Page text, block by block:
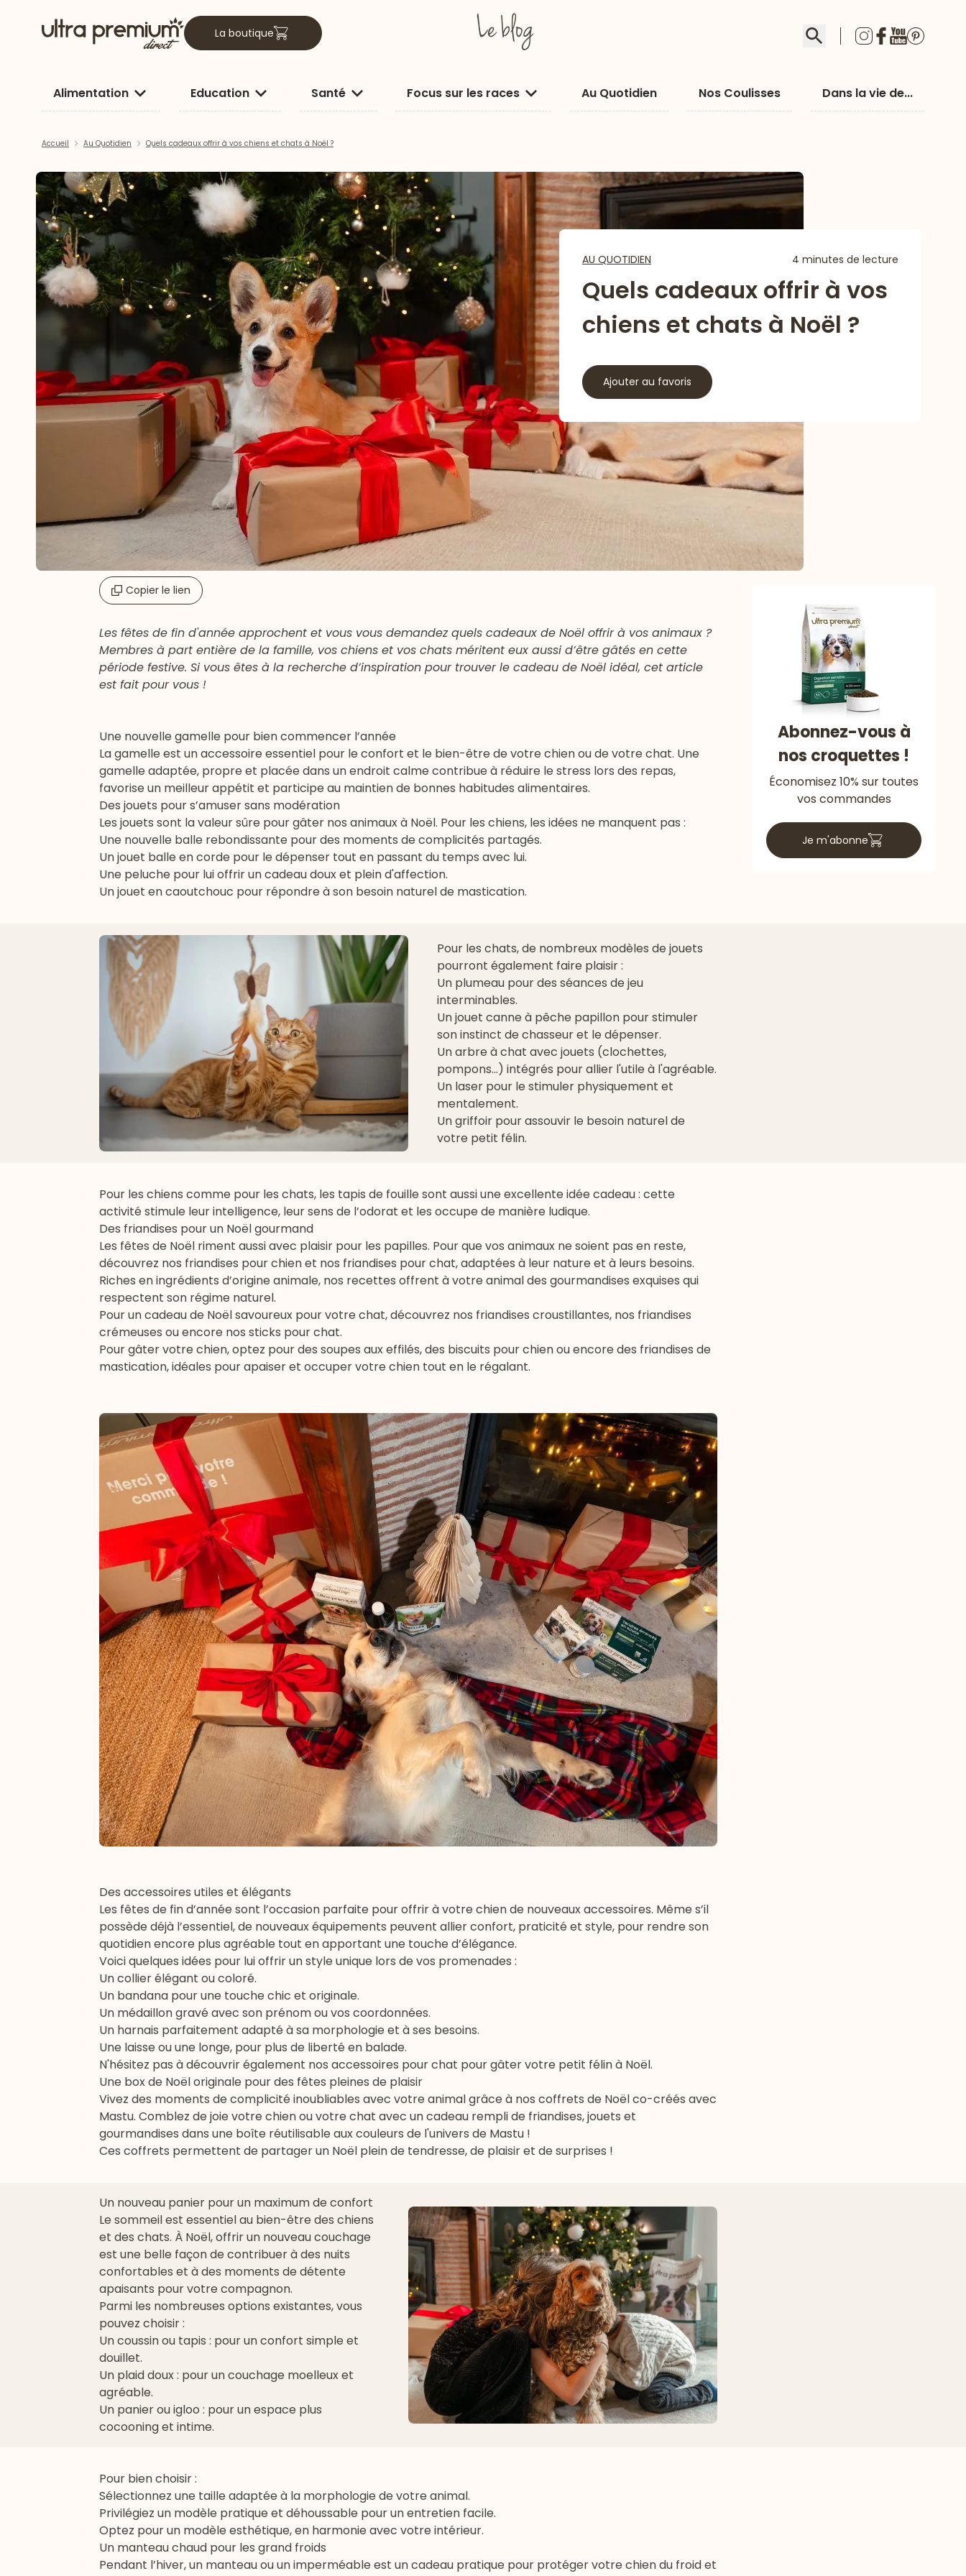
La boutique Rechercher
Alimentation Education Santé Focus sur les races Au Quotidien Nos Coulisses Dans la vie de...
Accueil Au Quotidien Quels cadeaux offrir à vos chiens et chats à Noël ?
AU QUOTIDIEN 4 minutes de lecture
Quels cadeaux offrir à vos
chiens et chats à Noël ?
Ajouter au favoris
Copier le lien
Les fêtes de fin d'année approchent et vous vous demandez quels cadeaux de Noël offrir à vos animaux ?
Membres à part entière de la famille, vos chiens et vos chats méritent eux aussi d’être gâtés en cette
période festive. Si vous êtes à la recherche d’inspiration pour trouver le cadeau de Noël idéal, cet article
est fait pour vous !
Une nouvelle gamelle pour bien commencer l’année
La gamelle est un accessoire essentiel pour le confort et le bien-être de votre chien ou de votre chat. Une
gamelle adaptée, propre et placée dans un endroit calme contribue à réduire le stress lors des repas,
favorise un meilleur appétit et participe au maintien de bonnes habitudes alimentaires.
Des jouets pour s’amuser sans modération
Les jouets sont la valeur sûre pour gâter nos animaux à Noël. Pour les chiens, les idées ne manquent pas :
Une nouvelle balle rebondissante pour des moments de complicités partagés.
Un jouet balle en corde pour le dépenser tout en passant du temps avec lui.
Une peluche pour lui offrir un cadeau doux et plein d'affection.
Un jouet en caoutchouc pour répondre à son besoin naturel de mastication.
Pour les chats, de nombreux modèles de jouets
pourront également faire plaisir :
Un plumeau pour des séances de jeu
interminables.
Un jouet canne à pêche papillon pour stimuler
son instinct de chasseur et le dépenser.
Un arbre à chat avec jouets (clochettes,
pompons...) intégrés pour allier l'utile à l'agréable.
Un laser pour le stimuler physiquement et
mentalement.
Ungriffoir pour assouvir le besoin naturel de
votre petit félin.
Pour les chiens comme pour les chats, les tapis de fouille sont aussi une excellente idée cadeau : cette
activité stimule leur intelligence, leur sens de l’odorat et les occupe de manière ludique.
Des friandises pour un Noël gourmand
Les fêtes de Noël riment aussi avec plaisir pour les papilles. Pour que vos animaux ne soient pas en reste,
découvrez nos friandises pour chienet nos friandises pour chat, adaptées à leur nature et à leurs besoins.
Riches en ingrédients d’origine animale, nos recettes offrent à votre animal des gourmandises exquises qui
respectent son régime naturel.
Pour un cadeau de Noël savoureux pour votre chat, découvrez nos friandises croustillantes, nos friandises
crémeuses ou encore nos sticks pour chat.
Pour gâter votre chien, optez pour des soupes aux effilés, des biscuits pour chienou encore des friandises de
mastication, idéales pour apaiser et occuper votre chien tout en le régalant.
Des accessoires utiles et élégants
Les fêtes de fin d’année sont l’occasion parfaite pour offrir à votre chien de nouveaux accessoires. Même s’il
possède déjà l’essentiel, de nouveaux équipements peuvent allier confort, praticité et style, pour rendre son
quotidien encore plus agréable tout en apportant une touche d’élégance.
Voici quelques idées pour lui offrir un style unique lors de vos promenades :
Uncollierélégant ou coloré.
Un bandana pour une touche chic et originale.
Un médaillon gravé avec son prénom ou vos coordonnées.
Un harnais parfaitement adapté à sa morphologie et à ses besoins.
Une laisse ou une longe, pour plus de liberté en balade.
N'hésitez pas à découvrir également nos accessoires pour chat pour gâter votre petit félin à Noël.
Une box de Noël originale pour des fêtes pleines de plaisir
Vivez des moments de complicité inoubliables avec votre animal grâce à nos coffrets de Noël co-créés avec
Mastu. Comblez de joie votre chien ou votre chat avec un cadeau rempli de friandises, jouets et
gourmandises dans une boîte réutilisable aux couleurs de l'univers de Mastu !
Ces coffrets permettent de partager un Noël plein de tendresse, de plaisir et de surprises !
Un nouveau panier pour un maximum de confort
Le sommeil est essentiel au bien-être des chiens
et des chats. À Noël, offrir un nouveau couchage
est une belle façon de contribuer à des nuits
confortables et à des moments de détente
apaisants pour votre compagnon.
Parmi les nombreuses options existantes, vous
pouvez choisir :
Un coussin ou tapis : pour un confort simple et
douillet.
Un plaid doux : pour un couchage moelleux et
agréable.
Un panier ou igloo : pour un espace plus
cocooning et intime.
Pour bien choisir :
Sélectionnez une taille adaptée à la morphologie de votre animal.
Privilégiez un modèle pratique et déhoussable pour un entretien facile.
Optez pour un modèle esthétique, en harmonie avec votre intérieur.
Un manteau chaud pour les grand froids
Pendant l’hiver, un manteau ou un imperméable est un cadeau pratique pour protéger votre chien du froid et
Abonnez-vous à
nos croquettes !
Économisez 10% sur toutes
vos commandes
Je m'abonne